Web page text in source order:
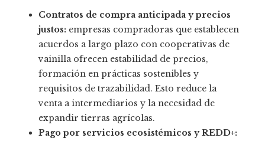
Contratos de compra anticipada y precios
justos: empresas compradoras que establecen
acuerdos a largo plazo con cooperativas de
vainilla ofrecen estabilidad de precios,
formación en prácticas sostenibles y
requisitos de trazabilidad. Esto reduce la
venta a intermediarios y la necesidad de
expandir tierras agrícolas.
Pago por servicios ecosistémicos y REDD+: